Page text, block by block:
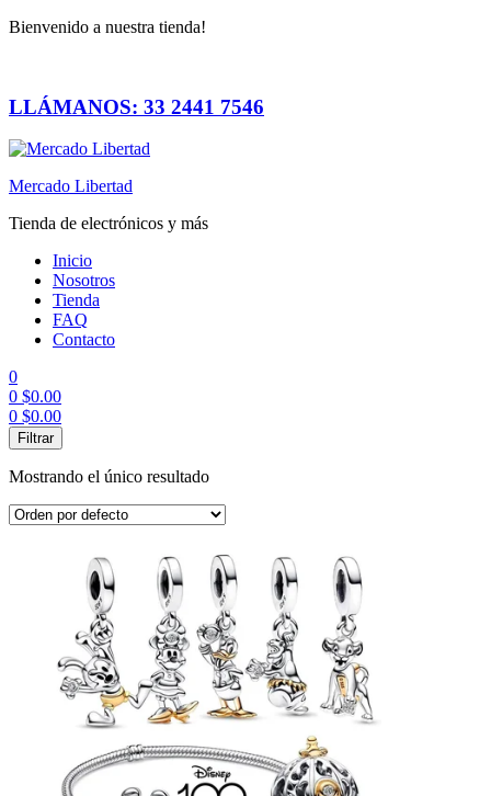
Bienvenido a nuestra tienda!
LLÁMANOS: 33 2441 7546
Mercado Libertad
Tienda de electrónicos y más
Inicio
Nosotros
Tienda
FAQ
Contacto
0
0 $0.00
0 $0.00
Menú
Filtrar
Mostrando el único resultado